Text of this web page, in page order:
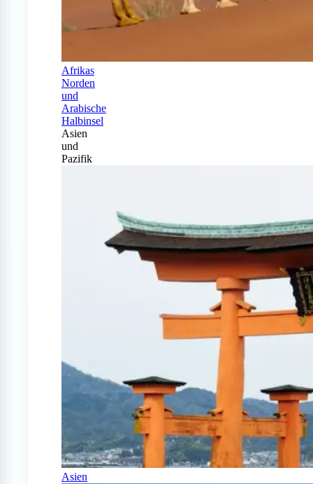
Afrikas
Norden
und
Arabische
Halbinsel
Asien
und
Pazifik
Asien